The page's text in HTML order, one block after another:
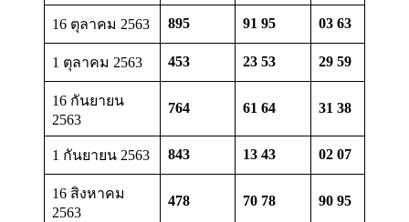
16 ตุลาคม 2563 895 91 95 03 63
1 ตุลาคม 2563 453 23 53 29 59
16 กันยายน
2563
764 61 64 31 38
1 กันยายน 2563 843 13 43 02 07
16 สิงหาคม
2563
478 70 78 90 95